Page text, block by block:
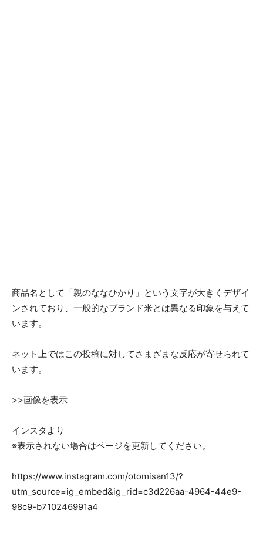
商品名として「親のななひかり」という文字が大きくデザイ
ンされており、一般的なブランド米とは異なる印象を与えて
います。
ネット上ではこの投稿に対してさまざまな反応が寄せられて
います。
>>画像を表示
インスタより
※表示されない場合はページを更新してください。
https://www.instagram.com/otomisan13/?
utm_source=ig_embed&ig_rid=c3d226aa-4964-44e9-
98c9-b710246991a4